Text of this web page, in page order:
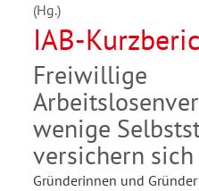
(Hg.)
IAB-
Freiwillige
wenige
versichern
Gründerinnen und